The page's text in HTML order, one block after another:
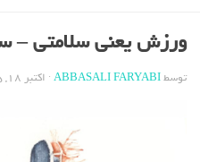
ورزش یعنی سلامتی –
توسطABBASALI FARYABI
· اکتبر 18, 2025